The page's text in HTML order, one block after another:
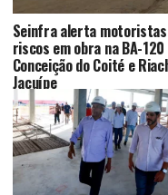
Seinfra alerta
riscos em obra na BA-
Conceição do Coité e
Jacuípe